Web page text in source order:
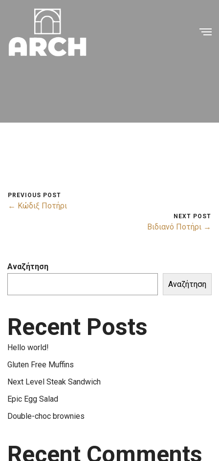
PREVIOUS POST
← Κώδιξ Ποτήρι
NEXT POST
Βιδιανό Ποτήρι →
Αναζήτηση
Αναζήτηση
Recent Posts
Hello world!
Gluten Free Muffins
Next Level Steak Sandwich
Epic Egg Salad
Double-choc brownies
Recent Comments